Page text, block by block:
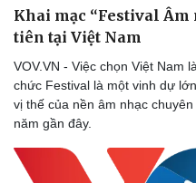
Khai mạc “Festival Âm
tiên tại Việt Nam
VOV.VN - Việc chọn Việt Nam
chức Festival là một vinh dự
vị thế của nền âm nhạc
năm gần đây.